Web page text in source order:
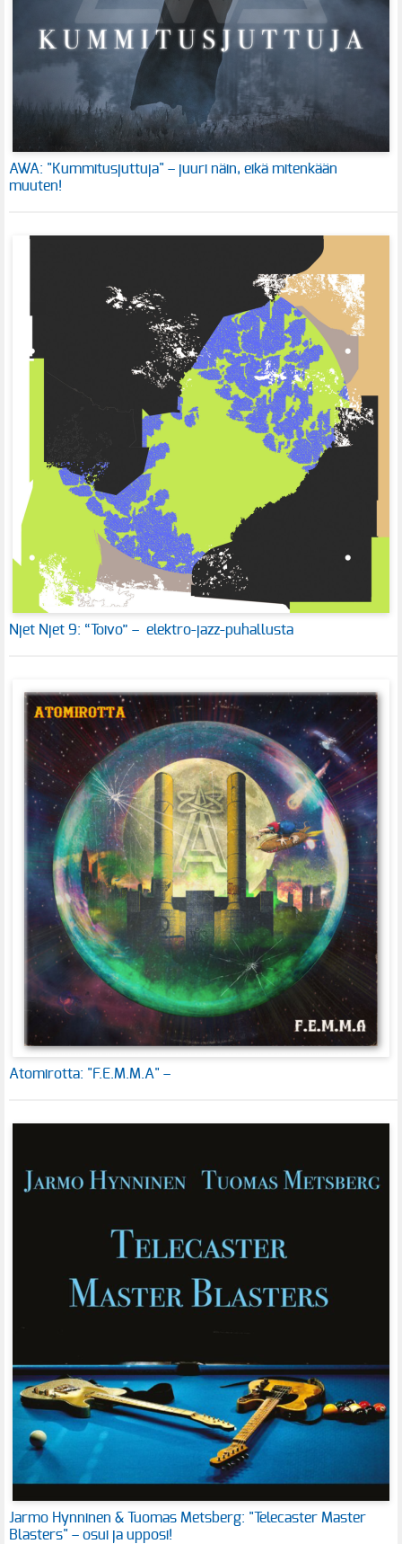
AWA: "Kummitusjuttuja" – juuri näin, eikä mitenkään
muuten!
Njet Njet 9: “Toivo” – elektro-jazz-puhallusta
Atomirotta: "F.E.M.M.A" –
Jarmo Hynninen & Tuomas Metsberg: "Telecaster Master
Blasters" – osui ja upposi!